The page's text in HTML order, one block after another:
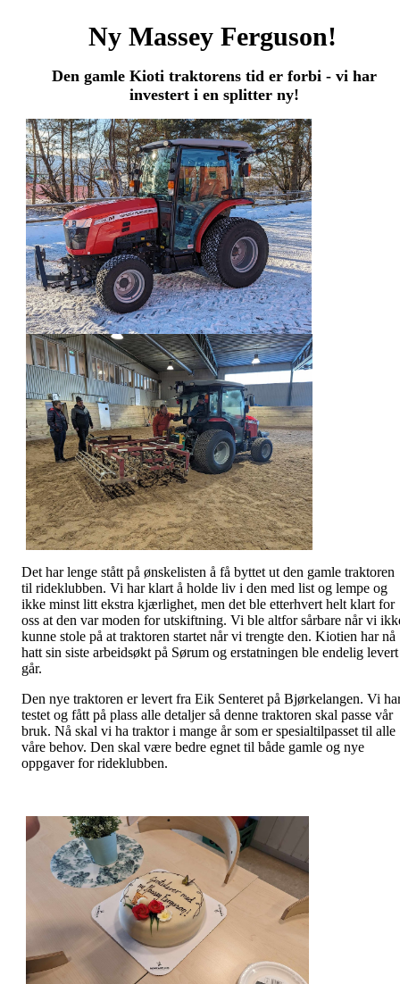
Ny Massey Ferguson!
Den gamle Kioti traktorens tid er forbi - vi har
investert i en splitter ny!
Det har lenge stått på ønskelisten å få byttet ut den gamle traktoren
til rideklubben. Vi har klart å holde liv i den med list og lempe og
ikke minst litt ekstra kjærlighet, men det ble etterhvert helt klart for
oss at den var moden for utskiftning. Vi ble altfor sårbare når vi
kunne stole på at traktoren startet når vi trengte den. Kiotien har nå
hatt sin siste arbeidsøkt på Sørum og erstatningen ble endelig
går.
Den nye traktoren er levert fra Eik Senteret på Bjørkelangen. Vi
testet og fått på plass alle detaljer så denne traktoren skal passe vår
bruk. Nå skal vi ha traktor i mange år som er spesialtilpasset til alle
våre behov. Den skal være bedre egnet til både gamle og nye
oppgaver for rideklubben.